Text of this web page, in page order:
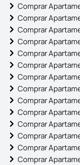
Comprar
Comprar
Comprar
Comprar
Comprar
Comprar
Comprar
Comprar
Comprar
Comprar
Comprar
Comprar
Comprar
Comprar